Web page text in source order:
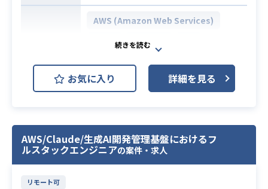
AWS (Amazon Web Services)
Linux
Backlog
Redmine
業務内容
ECサイトシステムが稼働しているイ
業務をお願いします。
・カスタマーサービスなどの他チー
ムからの調査・対応
・障害発生時の対応、原因調査
お気に入り 詳細を見る
AWS/Claude/生成AI開発管理基盤におけるフ
ルスタックエンジニアの案件・求人
リモート可